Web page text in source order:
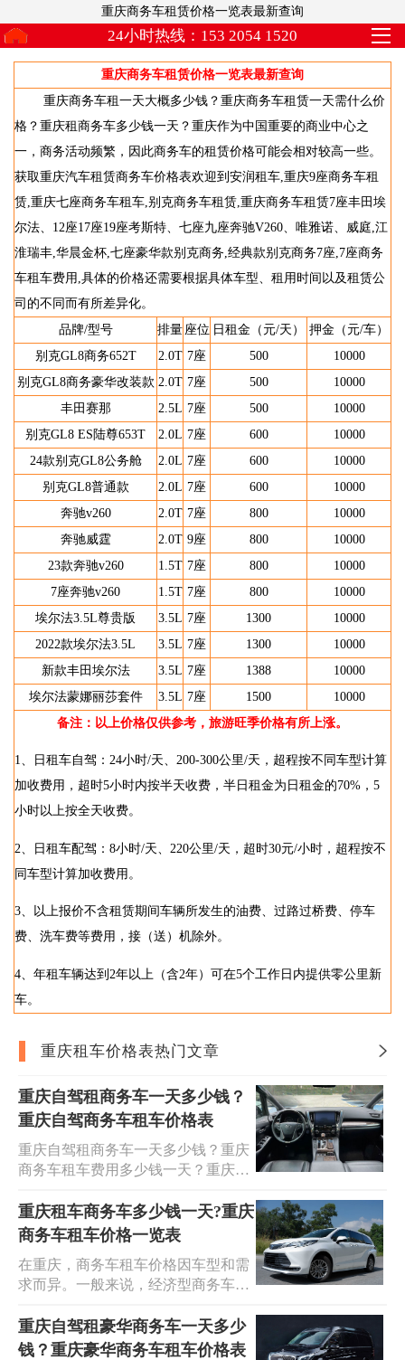
重庆商务车租赁价格一览表最新查询
24小时热线：153 2054 1520
重庆商务车租赁价格一览表最新查询
重庆商务车租一天大概多少钱？重庆商务车租赁一天需什么价
格？重庆租商务车多少钱一天？重庆作为中国重要的商业中心之
一，商务活动频繁，因此商务车的租赁价格可能会相对较高一些。
获取重庆汽车租赁商务车价格表欢迎到安润租车,重庆9座商务车租
赁,重庆七座商务车租车,别克商务车租赁,重庆商务车租赁7座丰田埃
尔法、12座17座19座考斯特、七座九座奔驰V260、唯雅诺、威庭,江
淮瑞丰,华晨金杯,七座豪华款别克商务,经典款别克商务7座,7座商务
车租车费用,具体的价格还需要根据具体车型、租用时间以及租赁公
司的不同而有所差异化。
品牌/型号
排量 座位 日租金（元/天）
押金（元/车）
别克GL8商务652T
2.0T 7座 500
10000
别克GL8商务豪华改装款 2.0T 7座 500
10000
丰田赛那
2.5L 7座 500
10000
别克GL8 ES陆尊653T
2.0L 7座 600
10000
24款别克GL8公务舱
2.0L 7座 600
10000
别克GL8普通款
2.0L 7座 600
10000
奔驰v260
2.0T 7座 800
10000
奔驰威霆
2.0T 9座 800
10000
23款奔驰v260
1.5T 7座 800
10000
7座奔驰v260
1.5T 7座 800
10000
埃尔法3.5L尊贵版
3.5L 7座 1300
10000
2022款埃尔法3.5L
3.5L 7座 1300
10000
新款丰田埃尔法
3.5L 7座 1388
10000
埃尔法蒙娜丽莎套件
3.5L 7座 1500
10000
备注：以上价格仅供参考，旅游旺季价格有所上涨。
1、日租车自驾：24小时/天、200-300公里/天，超程按不同车型计算
加收费用，超时5小时内按半天收费，半日租金为日租金的70%，5
小时以上按全天收费。
2、日租车配驾：8小时/天、220公里/天，超时30元/小时，超程按不
同车型计算加收费用。
3、以上报价不含租赁期间车辆所发生的油费、过路过桥费、停车
费、洗车费等费用，接（送）机除外。
4、年租车辆达到2年以上（含2年）可在5个工作日内提供零公里新
车。
重庆租车价格表热门文章
重庆自驾租商务车一天多少钱？
重庆自驾商务车租车价格表
重庆自驾租商务车一天多少钱？重庆
商务车租车费用多少钱一天？重庆租
以租商务车车自驾？获取重庆自驾商
务车租车价格表欢迎到安润租车,您身
格便宜的租车服务,分享重庆自驾商务
车租车价格表大全,您还可以免费查询
车经营租赁车辆种类齐全，商务车租
赁:丰田埃尔法、考斯特、奔驰V26、
重庆租车商务车多少钱一天?重庆
商务车租车价格一览表
在重庆，商务车租车价格因车型和需
求而异。一般来说，经济型商务车如
500 元左右；中端商务车如本田奥德
赛等，日租价格在 500-800 元；高端
重庆自驾租豪华商务车一天多少
钱？重庆豪华商务车租车价格表